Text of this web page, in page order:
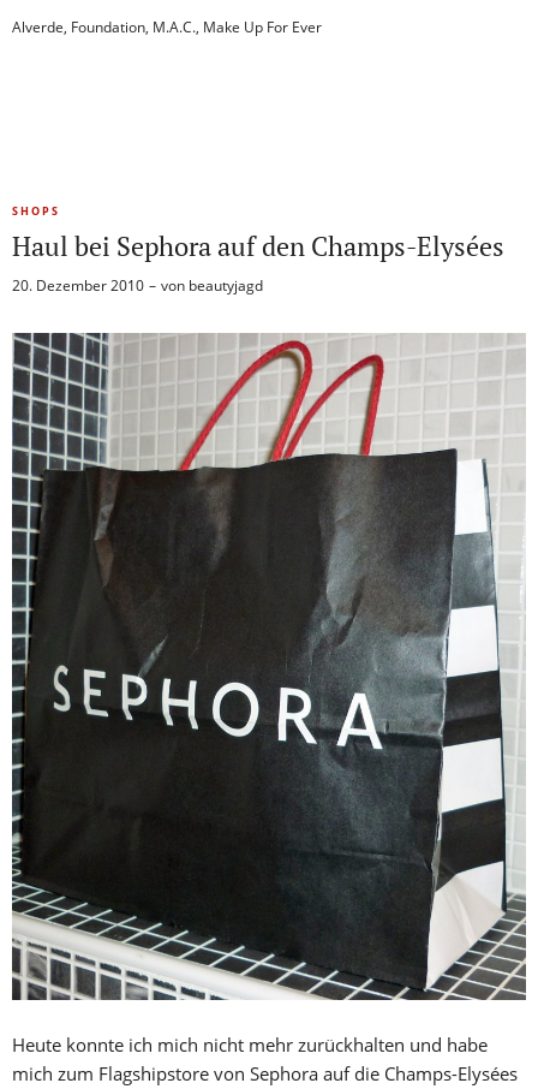
Alverde, Foundation, M.A.C., Make Up For Ever
SHOPS
Haul bei Sephora auf den Champs-Elysées
20. Dezember 2010 von beautyjagd
Heute konnte ich mich nicht mehr zurückhalten und habe
mich zum Flagshipstore von Sephora auf die Champs-Elysées